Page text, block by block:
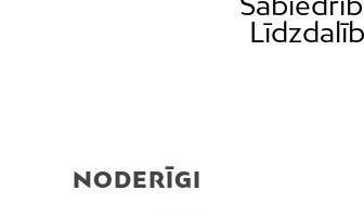
NODERĪGI